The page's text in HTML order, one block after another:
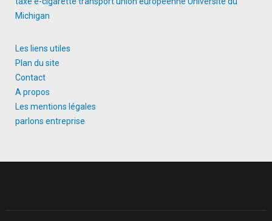
Michigan
Les liens utiles
Plan du site
Contact
A propos
Les mentions légales
parlons entreprise